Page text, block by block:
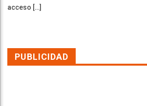
acceso […]
PUBLICIDAD